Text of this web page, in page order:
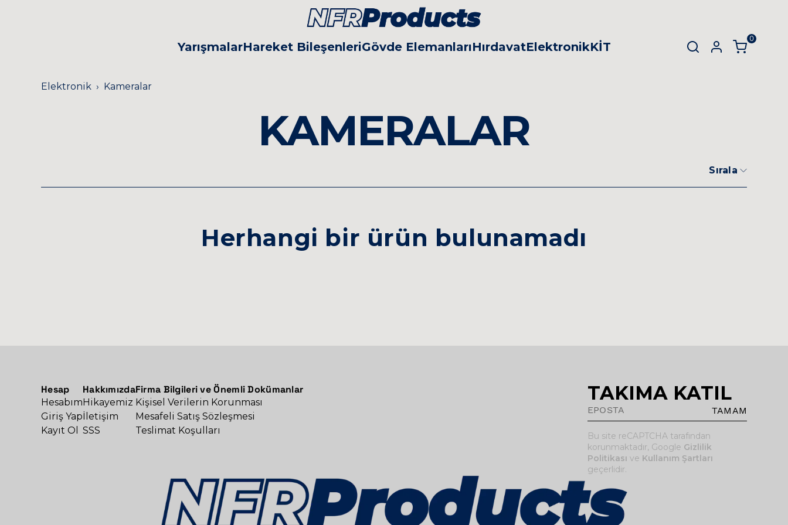
YarışmalarHareket BileşenleriGövde ElemanlarıHırdavatElektronikKİT
0
Elektronik Kameralar
KAMERALAR
Sırala
Herhangi bir ürün bulunamadı
Hesap
Hesabım
Giriş Yap
Kayıt Ol
Hakkımızda
Hikayemiz
İletişim
SSS
Firma Bilgileri ve Önemli Dokümanlar
Kişisel Verilerin Korunması
Mesafeli Satış Sözleşmesi
Teslimat Koşulları
TAKIMA KATIL
TAMAM
Bu site reCAPTCHA tarafından
korunmaktadır, Google Gizlilik
Politikası ve Kullanım Şartları
geçerlidir.